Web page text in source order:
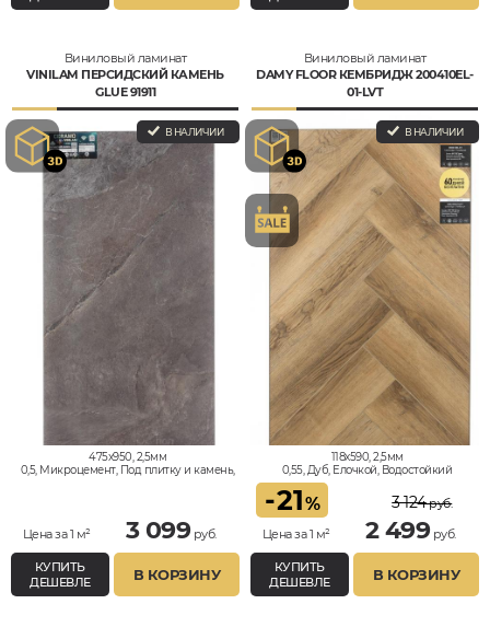
Виниловый ламинат
VINILAM ПЕРСИДСКИЙ КАМЕНЬ
GLUE 91911
В НАЛИЧИИ
475x950, 2,5мм
0,5, Микроцемент, Под плитку и камень,
Цена за 1 м² 3 099руб.
КУПИТЬ
ДЕШЕВЛЕ
В КОРЗИНУ
Виниловый ламинат
DAMY FLOOR КЕМБРИДЖ 200410EL-
01-LVT
В НАЛИЧИИ
118x590, 2,5мм
0,55, Дуб, Елочкой, Водостойкий
-21%
Цена за 1 м²
3 124руб.
2 499руб.
КУПИТЬ
ДЕШЕВЛЕ
В КОРЗИНУ